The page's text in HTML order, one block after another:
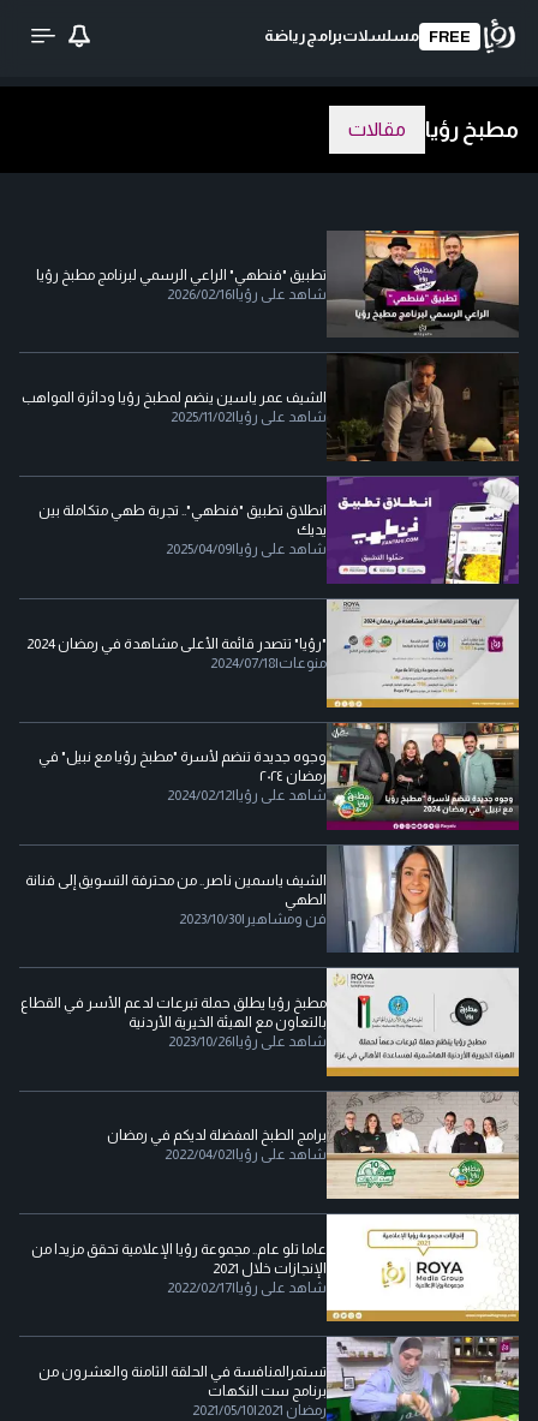
FREE مسلسلاتبرامج رياضة
مطبخ رؤيا مقالات
تطبيق "فنطهي" الراعي الرسمي لبرنامج مطبخ رؤيا
شاهد على رؤيا|
2026/02/16
الشيف عمر ياسين ينضم لمطبخ رؤيا ودائرة المواهب
شاهد على رؤيا |
2025/11/02
انطلاق تطبيق "فنطهي".. تجربة طهي متكاملة بين
يديك
شاهد على رؤيا |
2025/04/09
"رؤيا" تتصدر قائمة الأعلى مشاهدة في رمضان 2024
منوعات|
2024/07/18
وجوه جديدة تنضم لأسرة "مطبخ رؤيا مع نبيل" في
رمضان ٢٠٢٤
شاهد على رؤيا |
2024/02/12
الشيف ياسمين ناصر.. من محترفة التسويق إلى فنانة
الطهي
فن ومشاهير |
2023/10/30
مطبخ رؤيا يطلق حملة تبرعات لدعم الأسر في القطاع
بالتعاون مع الهيئة الخيرية الأردنية
شاهد على رؤيا |
2023/10/26
برامج الطبخ المفضلة لديكم في رمضان
شاهد على رؤيا |
2022/04/02
عاما تلو عام.. مجموعة رؤيا الإعلامية تحقق مزيدا من
الإنجازات خلال 2021
شاهد على رؤيا|
2022/02/17
تستمرالمنافسة في الحلقة الثامنة والعشرون من
برنامج ست النكهات
رمضان 2021
|
2021/05/10